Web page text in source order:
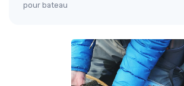
pour bateau